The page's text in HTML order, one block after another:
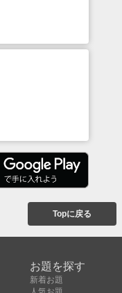
Topに戻る
お題を探す
新着お題